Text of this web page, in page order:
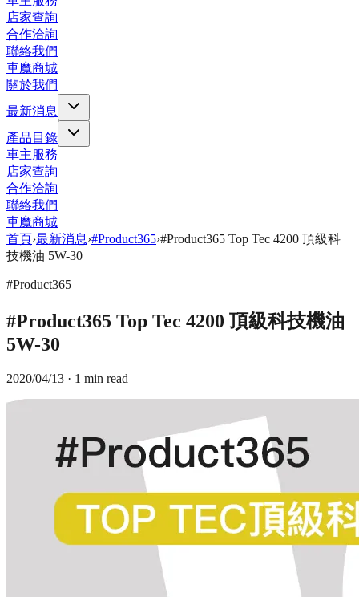
店家查詢
合作洽詢
聯絡我們
車魔商城
關於我們
最新消息
產品目錄
車主服務
店家查詢
合作洽詢
聯絡我們
車魔商城
首頁›最新消息›#Product365›#Product365 Top Tec 4200 頂級科
技機油 5W-30
#Product365
#Product365 Top Tec 4200 頂級科技機油
5W-30
2020/04/13 · 1 min read